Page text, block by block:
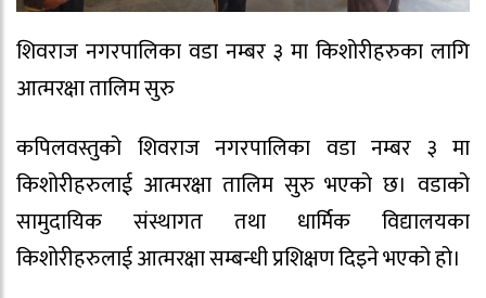
शिवराज नगरपालिका वडा नम्बर ३ मा किशोरीहरुका लागि
आत्मरक्षा तालिम सुरु
कपिलवस्तुको शिवराज नगरपालिका वडा नम्बर ३ मा
किशोरीहरुलाई आत्मरक्षा तालिम सुरु भएको छ। वडाको
सामुदायिक संस्थागत तथा धार्मिक विद्यालयका
किशोरीहरुलाई आत्मरक्षा सम्बन्धी प्रशिक्षण दिइने भएको हो।